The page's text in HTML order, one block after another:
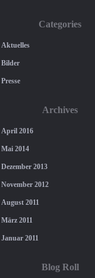
Categories
Aktuelles
Bilder
Presse
Archives
April 2016
Mai 2014
Dezember 2013
November 2012
August 2011
März 2011
Januar 2011
Blog Roll